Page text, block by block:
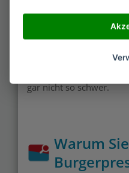
Ihnen für eine Theorie
glaubwürdigsten
Burgerketten in Mode
angesagt, sein Essen
gar nicht so schwer.
Warum